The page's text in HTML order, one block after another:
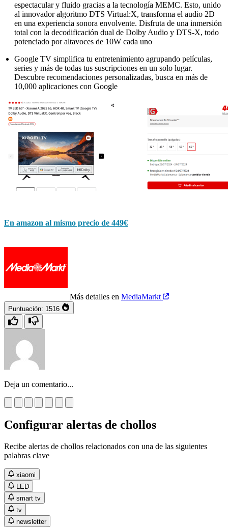
espectacular y fluido gracias a la tecnología MEMC. Esto, unido
al innovador algoritmo DTS Virtual:X, transforma el audio 2D
en una experiencia sonora envolvente. Disfruta de una inmersión
total con la decodificación dual de Dolby Audio y DTS-X, todo
potenciado por altavoces de 10W cada uno
Google TV simplifica tu entretenimiento agrupando películas,
series y más de todas tus suscripciones en un solo lugar.
Descubre recomendaciones personalizadas, busca en más de
10,000 aplicaciones con Google
En amazon al mismo precio de 449€
Más detalles en MediaMarkt
Puntuación: 1516
Deja un comentario...
Configurar alertas de chollos
Recibe alertas de chollos relacionados con una de las siguientes
palabras clave
xiaomi
LED
smart tv
tv
newsletter